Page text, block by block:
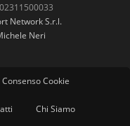
Network S.r.l.
Neri
Consenso Cookie
Chi Siamo